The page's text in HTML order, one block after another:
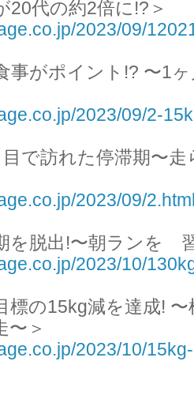
20代の約2倍に!?＞
2023/09/
事がポイント!? 〜1
2023/09/2-
目で訪れた停滞期〜
2023/09/
を脱出!〜朝ランを
2023/10/
標の15kg減を達成!
〜＞
2023/10/